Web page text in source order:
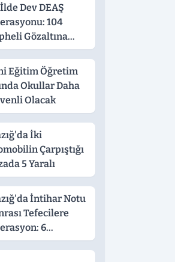
Dev DEAŞ
104
Gözaltına
Eğitim Öğretim
Okullar Daha
Olacak
İki
Çarpıştığı
5 Yaralı
İntihar Notu
Tefecilere
6